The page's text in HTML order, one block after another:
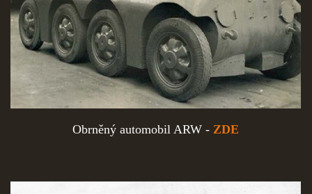
Obrněný automobil ARW - ZDE